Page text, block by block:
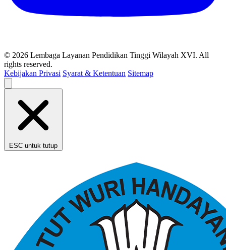
© 2026 Lembaga Layanan Pendidikan Tinggi Wilayah XVI. All
rights reserved.
Kebijakan Privasi Syarat & Ketentuan Sitemap
ESC untuk tutup